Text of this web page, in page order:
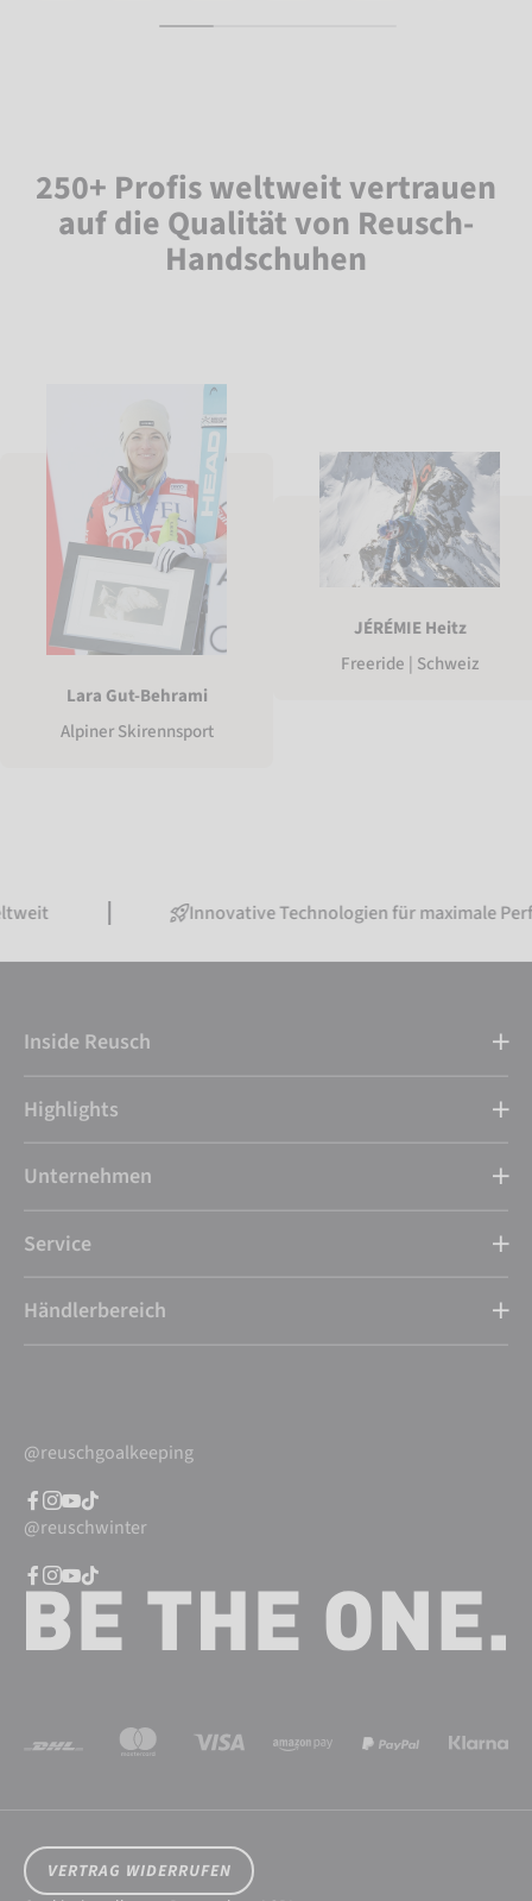
250+ Profis weltweit vertrauen
auf die Qualität von Reusch-
Handschuhen
Lara Gut-Behrami
Alpiner Skirennsport
JÉRÉMIE Heitz
Freeride | Schweiz
Innovative Technologien für maximale Performance
Inside Reusch
Highlights
Unternehmen
Service
Händlerbereich
@reuschgoalkeeping
@reuschwinter
VERTRAG WIDERRUFEN